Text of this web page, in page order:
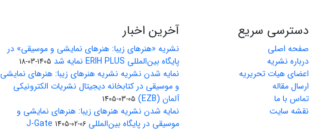
دسترسی سریع
صفحه اصلی
درباره نشریه
اعضای هیات تحریریه
ارسال مقاله
تماس با ما
نقشه سایت
آخرین اخبار
نشریه «هنرهای زیبا: هنرهای نمایشی و موسیقی» در
پایگاه بین‌المللی ERIH PLUS نمایه شد
1405-03-18
نمایه شدن نشریه نشریه هنرهای زیبا: هنرهای نمایشی
و موسیقی در کتابخانه دیجیتال نشریات الکترونیکی
آلمان (EZB)
1405-03-05
نمایه شدن نشریه هنرهای زیبا: هنرهای نمایشی و
موسیقی در پایگاه بین‌المللی J-Gate1405-02-06